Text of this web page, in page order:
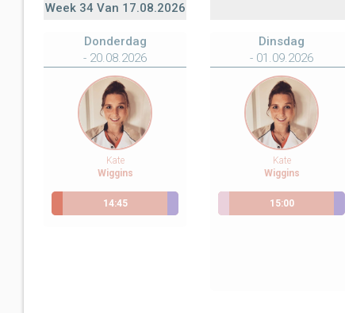
Week34 Van 17.08.2026
Donderdag
- 20.08.2026
Kate
Wiggins
14:45
Dinsdag
- 01.09.2026
Kate
Wiggins
15:00